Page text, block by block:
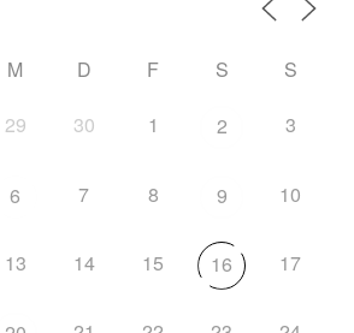
M D F S S
29 30 1 2 3
6 7 8 9 10
13 14 15 16 17